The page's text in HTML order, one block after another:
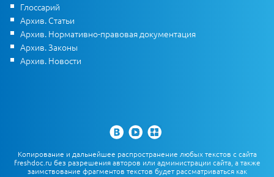
Глоссарий
Архив. Статьи
Архив. Нормативно-правовая документация
Архив. Законы
Архив. Новости
Копирование и дальнейшее распространение любых текстов с сайта
freshdoc.ru без разрешения авторов или администрации сайта, а также
заимствование фрагментов текстов будет рассматриваться как